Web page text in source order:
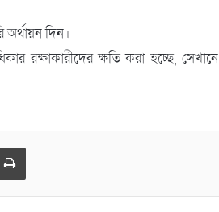
দিন।
রক্ষাকারীদের ক্ষতি করা হচ্ছে, সেখানে